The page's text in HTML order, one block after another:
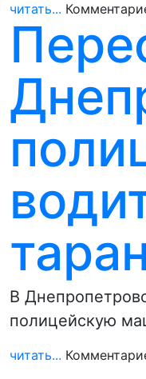
читать...
таран
В
полицейскую
читать...